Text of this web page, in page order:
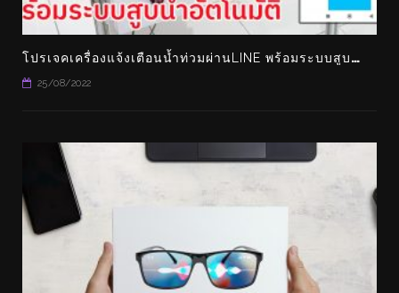
โ
ปรเจคเครื่องแจ้งเตือนน้ำท่วมผ่านLINE พร้อมระบบสูบน้ำอัตโนมัติ คอนโทรลผ่านแอพ BLYNK ได้ด้วย
25/08/2022